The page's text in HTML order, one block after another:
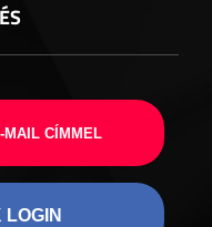
CÍMMEL
LOGIN